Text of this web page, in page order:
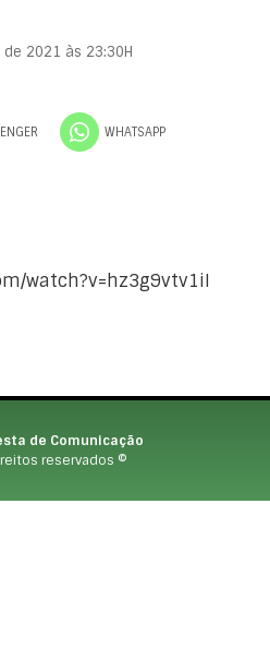
2021 às 23:30H
WHATSAPP
watch?v=hz3g9vtv1iI
de Comunicação
reservados ©